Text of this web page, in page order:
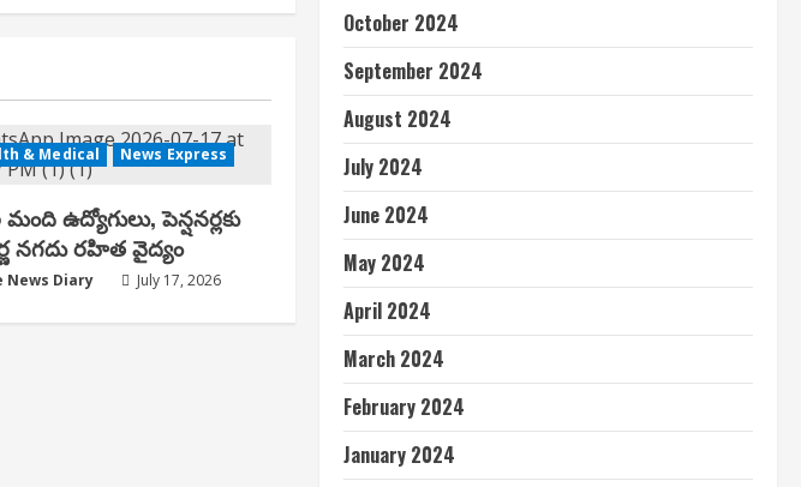
& Medical News Express
మంది ఉద్యోగులు, పెన్షనర్లకు
నగదు రహిత వైద్యం
News Diary July 17, 2026
October 2024
September 2024
August 2024
July 2024
June 2024
May 2024
April 2024
March 2024
February 2024
January 2024